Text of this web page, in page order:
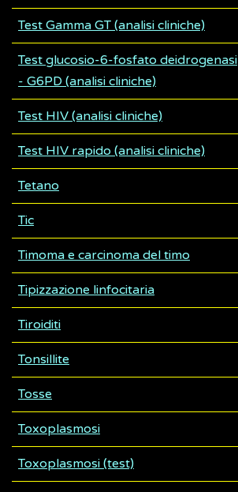
Test Gamma GT (analisi cliniche)
Test glucosio-6-fosfato deidrogenasi
- G6PD (analisi cliniche)
Test HIV (analisi cliniche)
Test HIV rapido (analisi cliniche)
Tetano
Tic
Timoma e carcinoma del timo
Tipizzazione linfocitaria
Tiroiditi
Tonsillite
Tosse
Toxoplasmosi
Toxoplasmosi (test)